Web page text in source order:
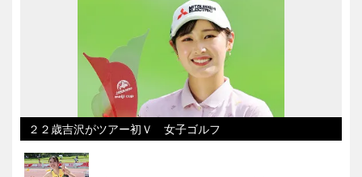
２２歳吉沢がツアー初Ｖ 女子ゴルフ